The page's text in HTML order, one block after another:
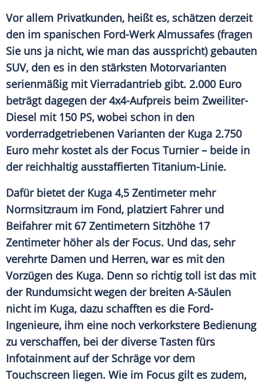
Vor allem Privatkunden, heißt es, schätzen derzeit
den im spanischen Ford-Werk Almussafes (fragen
Sie uns ja nicht, wie man das ausspricht) gebauten
SUV, den es in den stärksten Motorvarianten
serienmäßig mitVierradantrieb gibt. 2.000 Euro
beträgt dagegen der 4x4-Aufpreis beim Zweiliter-
Diesel mit 150 PS, wobei schon in den
vorderradgetriebenen Varianten der Kuga 2.750
Euro mehr kostet als der Focus Turnier– beide in
der reichhaltig ausstaffierten Titanium-Linie.
Dafür bietet der Kuga 4,5 Zentimeter mehr
Normsitzraum im Fond, platziert Fahrer und
Beifahrer mit 67 Zentimetern Sitzhöhe 17
Zentimeter höher als der Focus. Und das, sehr
verehrte Damen und Herren, war es mit den
Vorzügen des Kuga. Denn so richtig toll ist das mit
der Rundumsichtwegen der breiten A-Säulen
nicht im Kuga, dazu schafften es die Ford-
Ingenieure, ihm eine noch verkorkstere Bedienung
zu verschaffen, bei der diverse Tasten fürs
Infotainmentauf der Schräge vor dem
Touchscreen liegen. Wie im Focus gilt es zudem,